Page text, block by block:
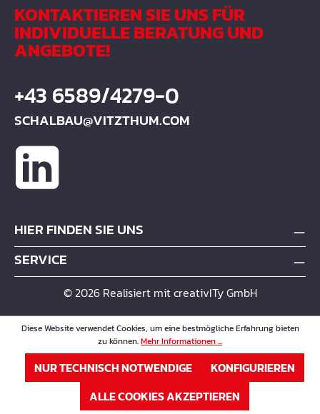
KONTAKTIEREN SIE UNS FÜR
INDIVIDUELLE BERATUNG UND
ANGEBOTE!
+43 6589/4279-0
SCHALBAU@VITZTHUM.COM
HIER FINDEN SIE UNS
SERVICE
© 2026 Realisiert mit creativITy GmbH
Diese Website verwendet Cookies, um eine bestmögliche Erfahrung bieten
zu können.Mehr Informationen ...
NUR TECHNISCH NOTWENDIGE
KONFIGURIEREN
ALLE COOKIES AKZEPTIEREN